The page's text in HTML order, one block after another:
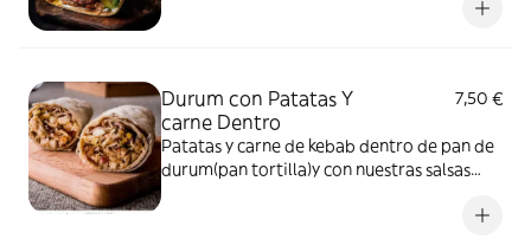
Durum con Patatas Y
carne Dentro
7,50 €
Patatas y carne de kebab dentro de pan de
durum(pan tortilla)y con nuestras salsas